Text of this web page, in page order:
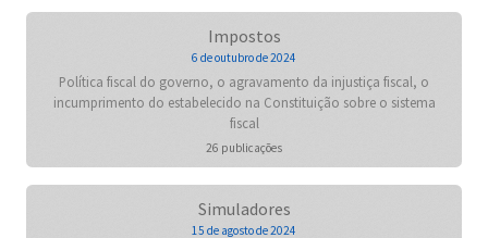
Impostos
6 de outubro de 2024
Política fiscal do governo, o agravamento da injustiça fiscal, o
incumprimento do estabelecido na Constituição sobre o sistema
fiscal
26 publicações
Simuladores
15 de agosto de 2024